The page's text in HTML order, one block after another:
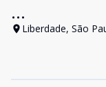
...
Liberdade, São